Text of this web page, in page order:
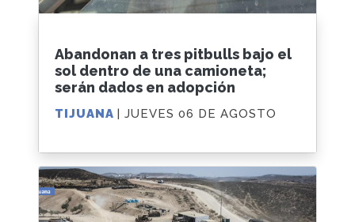
Abandonan a tres pitbulls bajo el
sol dentro de una camioneta;
serán dados en adopción
TIJUANA | JUEVES 06 DE AGOSTO